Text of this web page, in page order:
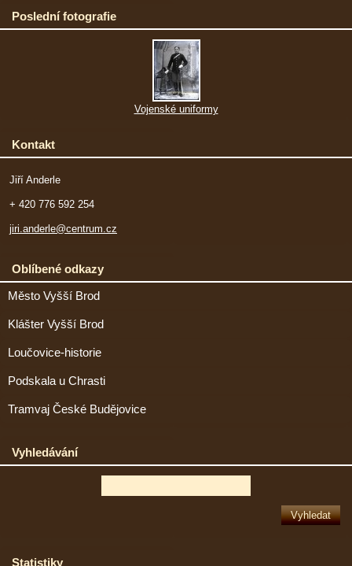
Poslední fotografie
Vojenské uniformy
Kontakt
Jiří Anderle
+ 420 776 592 254
jiri.anderle@centrum.cz
Oblíbené odkazy
Město Vyšší Brod
Klášter Vyšší Brod
Loučovice-historie
Podskala u Chrasti
Tramvaj České Budějovice
Vyhledávání
Statistiky